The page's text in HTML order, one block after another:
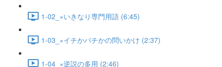
1-02_×いきなり専門用語 (6:45)
1-03_×イチかバチかの問いかけ (2:37)
1-04_×逆説の多用 (2:46)